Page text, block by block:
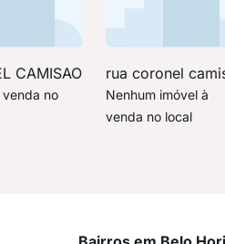
CAMISAO
venda no
rua coronel
Nenhum imóvel à
venda no local